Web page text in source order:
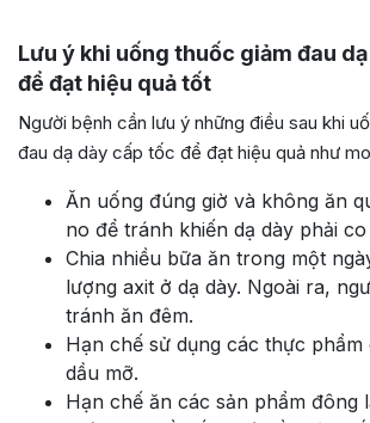
Lưu ý khi uống thuốc giảm đau
để đạt hiệu quả tốt
Người bệnh cần lưu ý những điều sau khi
đau dạ dày cấp tốc để đạt hiệu quả như
Ăn uống đúng giờ và không ăn
no để tránh khiến dạ dày phải
Chia nhiều bữa ăn trong một
lượng axit ở dạ dày. Ngoài ra,
tránh ăn đêm.
Hạn chế sử dụng các thực
dầu mỡ.
Hạn chế ăn các sản phẩm đông